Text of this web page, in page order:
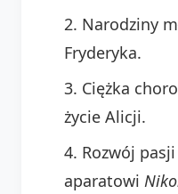
Narodziny
Fryderyka.
Ciężka
życie Alicji.
Rozwój
aparatowi